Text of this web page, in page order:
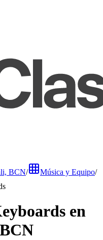
BCN/ Música y Equipo/
en